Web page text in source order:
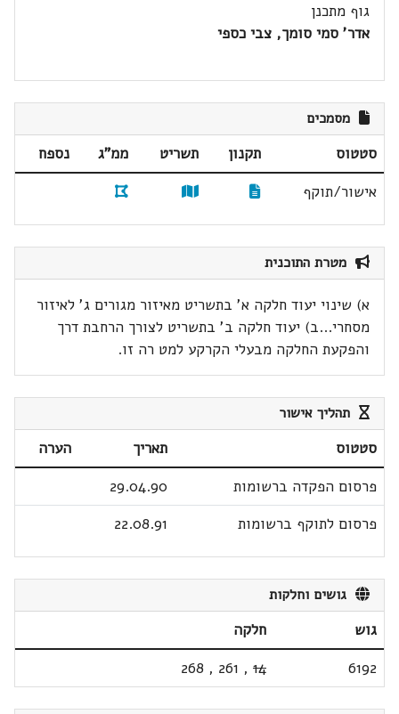
גוף מתכנן
אדר' סמי סומך, צבי כספי
מסמכים
סטטוס תקנון תשריט ממ"ג
נספח
אישור/תוקף
מטרת התוכנית
א) שינוי יעוד חלקה א' בתשריט מאיזור מגורים ג' לאיזור
מסחרי...ב) יעוד חלקה ב' בתשריט לצורך הרחבת דרך
והפקעת החלקה מבעלי הקרקע למט רה זו.
תהליך אישור
סטטוס תאריך
הערה
פרסום הפקדה ברשומות
29.04.90
פרסום לתוקף ברשומות
22.08.91
גושים וחלקות
גוש
חלקה
6192
14
,
261
,
268